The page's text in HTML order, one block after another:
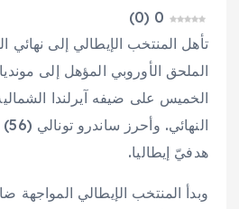
0
(
0
)
تأهل المنتخب الإيطالي إلى نهائي
هدفيّ إيطاليا.
وبدأ المنتخب الإيطالي المواجهة